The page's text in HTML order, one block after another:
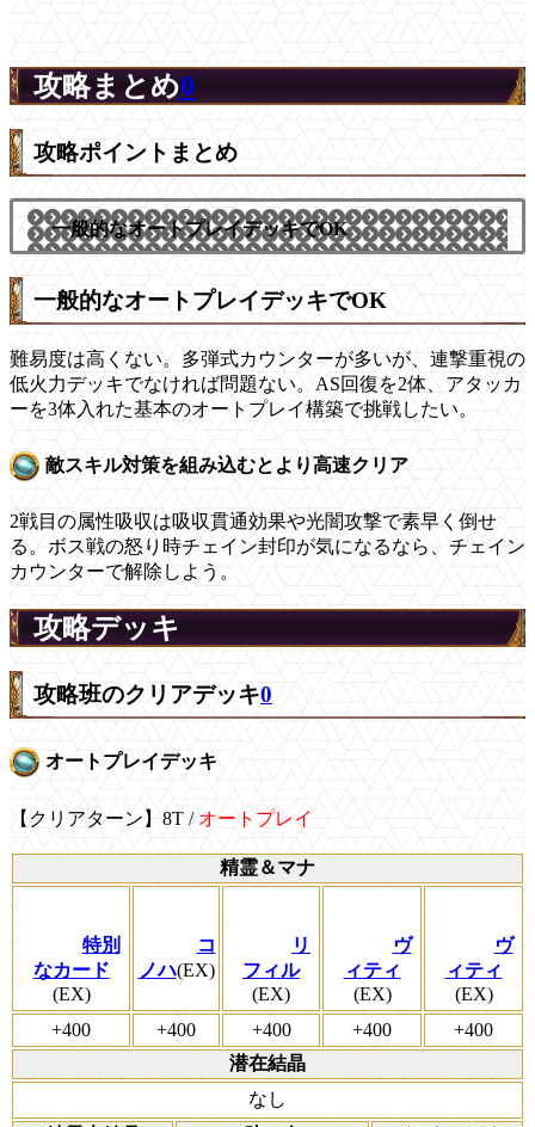
攻略まとめ0
攻略ポイントまとめ
一般的なオートプレイデッキでOK
一般的なオートプレイデッキでOK
難易度は高くない。多弾式カウンターが多いが、連撃重視の
低火力デッキでなければ問題ない。AS回復を2体、アタッカ
ーを3体入れた基本のオートプレイ構築で挑戦したい。
敵スキル対策を組み込むとより高速クリア
2戦目の属性吸収は吸収貫通効果や光闇攻撃で素早く倒せ
る。ボス戦の怒り時チェイン封印が気になるなら、チェイン
カウンターで解除しよう。
攻略デッキ
攻略班のクリアデッキ0
オートプレイデッキ
【クリアターン】8T / オートプレイ
精霊＆マナ
特別
なカード
(EX)
コ
ノハ(EX)
リ
フィル
(EX)
ヴ
ィティ
(EX)
ヴ
ィティ
(EX)
+400
+400 +400 +400
+400
潜在結晶
なし